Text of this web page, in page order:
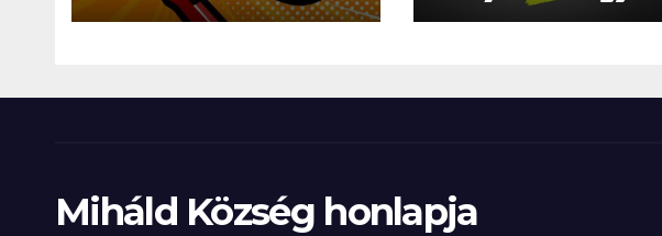
beszerzési eljárás
Miháld Község honlapja